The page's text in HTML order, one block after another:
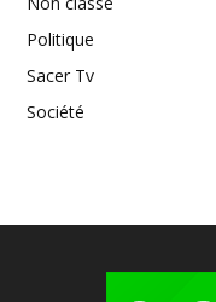
Politique
Sacer Tv
Société